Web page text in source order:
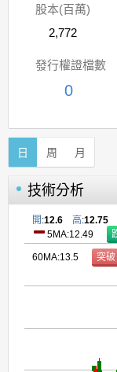
股本(百萬)
2,772
發行權證檔數
0
日 周 月
技術分析
開 :12.6 高:12.75
5MA:12.49
60MA:13.5